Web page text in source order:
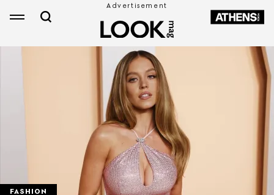
FASHION